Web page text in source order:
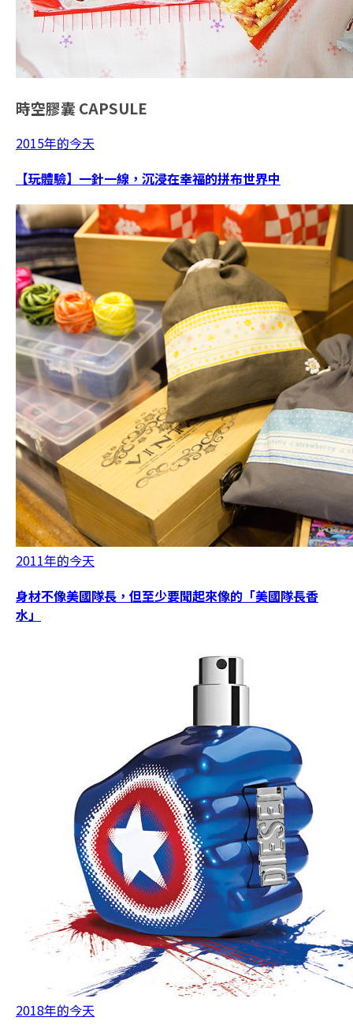
時空膠囊 CAPSULE
2015年的今天
【玩體驗】一針一線，沉浸在幸福的拼布世界中
2011年的今天
身材不像美國隊長，但至少要聞起來像的「美國隊長香
水」
2018年的今天